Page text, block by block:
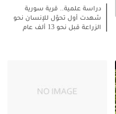
دراسة علمية.. قرية سورية
شهدت أول تحوّل للإنسان نحو
الزراعة قبل نحو 13 ألف عام